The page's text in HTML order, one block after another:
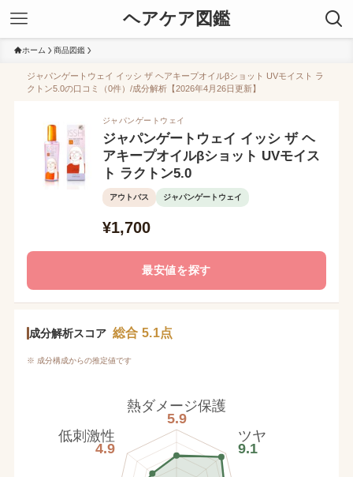
ヘアケア図鑑
ホーム 商品図鑑
ジャパンゲートウェイ イッシ ザ ヘアキープオイルβショット UVモイスト ラ
クトン5.0の口コミ（0件）/成分解析【2026年4月26日更新】
ジャパンゲートウェイ
ジャパンゲートウェイ イッシ ザ ヘ
アキープオイルβショット UVモイス
ト ラクトン5.0
アウトバス ジャパンゲートウェイ
¥1,700
最安値を探す
成分解析スコア 総合 5.1点
※ 成分構成からの推定値です
熱ダメージ保護
5.9
ツヤ
9.1
低刺激性
4.9